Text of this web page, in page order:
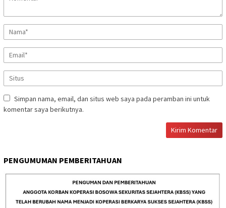
Simpan nama, email, dan situs web saya pada peramban ini untuk
komentar saya berikutnya.
PENGUMUMAN PEMBERITAHUAN